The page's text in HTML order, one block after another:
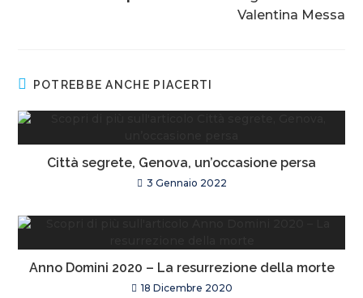
Valentina Messa
POTREBBE ANCHE PIACERTI
Città segrete, Genova, un’occasione persa
3 Gennaio 2022
Anno Domini 2020 – La resurrezione della morte
18 Dicembre 2020